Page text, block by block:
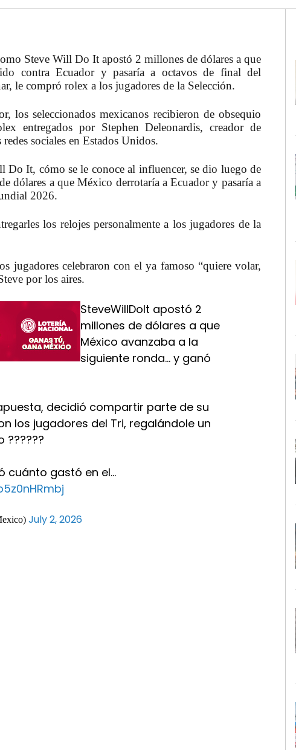
Steve Will Do It apostó 2 millones de dólares a que
contra Ecuador y pasaría a octavos de final del
le compró rolex a los jugadores de la Selección.
los seleccionados mexicanos recibieron de obsequio
entregados por Stephen Deleonardis, creador de
sociales en Estados Unidos.
Do It, cómo se le conoce al influencer, se dio luego de
dólares a que México derrotaría a Ecuador y pasaría a
2026.
los relojes personalmente a los jugadores de la
jugadores celebraron con el ya famoso “quiere volar,
por los aires.
SteveWillDoIt apostó 2
millones de dólares a que
México avanzaba a la
siguiente ronda… y ganó
decidió compartir parte de su
los jugadores del Tri, regalándole un
??????
cuánto gastó en el…
July 2, 2026